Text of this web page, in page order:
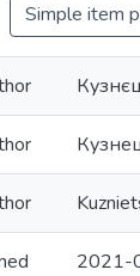
Simple item
2021-